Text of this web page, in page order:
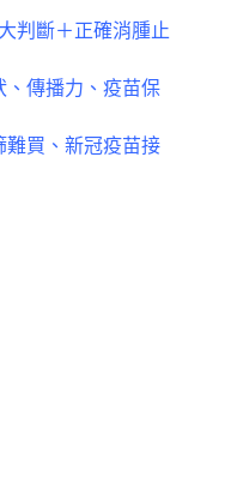
判斷＋正確消腫止
、傳播力、疫苗保
難買、新冠疫苗接